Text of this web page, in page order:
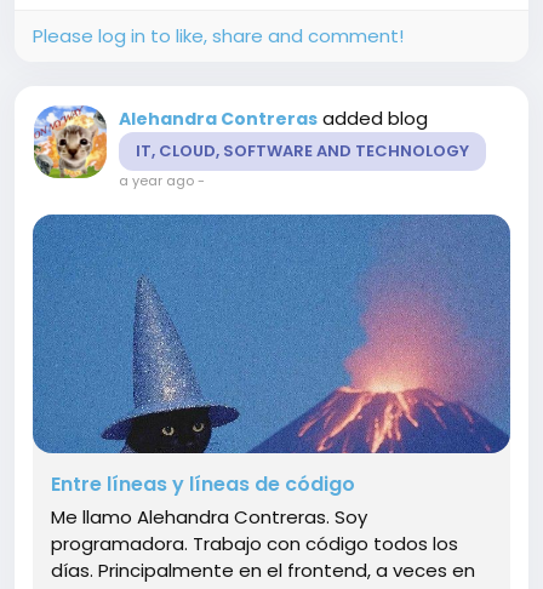
Please log in to like, share and comment!
Alehandra Contreras added blog
IT, CLOUD, SOFTWARE AND TECHNOLOGY
a year ago-
Entre líneas y líneas de código
Me llamo Alehandra Contreras. Soy
programadora. Trabajo con código todos los
días. Principalmente en el frontend, a veces en